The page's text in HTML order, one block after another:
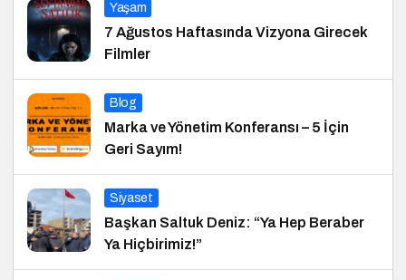
Yaşam
7 Ağustos Haftasında Vizyona Girecek
Filmler
Blog
Marka ve Yönetim Konferansı – 5 İçin
Geri Sayım!
Siyaset
Başkan Saltuk Deniz: “Ya Hep Beraber
Ya Hiçbirimiz!”